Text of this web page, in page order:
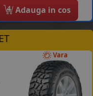
4 Adauga in cos
Vara